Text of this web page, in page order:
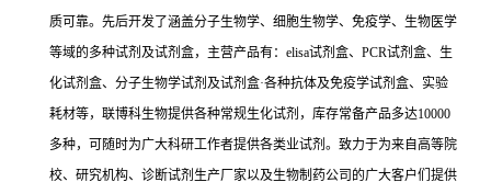
质可靠。先后开发了涵盖分子生物学、细胞生物学、免疫学、生物医学
等域的多种试剂及试剂盒，主营产品有：elisa试剂盒、PCR试剂盒、生
化试剂盒、分子生物学试剂及试剂盒·各种抗体及免疫学试剂盒、实验
耗材等，联博科生物提供各种常规生化试剂，库存常备产品多达10000
多种，可随时为广大科研工作者提供各类业试剂。致力于为来自高等院
校、研究机构、诊断试剂生产厂家以及生物制药公司的广大客户们提供